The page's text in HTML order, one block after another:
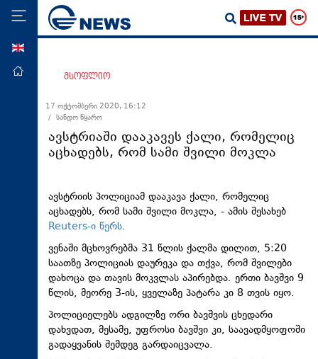
მთავარი
ეკონომიკა
მსოფლიო
სამართალი
რეგიონი
კულტურა
ტექნოლოგიები
მსოფლიო
17 ოქტომბერი 2020, 16:12
/ სანდო წყარო
ავსტრიაში დააკავეს ქალი, რომელიც
აცხადებს, რომ სამი შვილი მოკლა
ავსტრიის პოლიციამ დააკავა ქალი, რომელიც
აცხადებს, რომ სამი შვილი მოკლა, - ამის შესახებ
Reuters-ი წერს.
ვენაში მცხოვრებმა 31 წლის ქალმა დილით, 5:20
საათზე პოლიციას დაურეკა და თქვა, რომ შვილები
დახოცა და თავის მოკვლას აპირებდა. ერთი ბავშვი 9
წლის, მეორე 3-ის, ყველაზე პატარა კი 8 თვის იყო.
პოლიციელებს ადგილზე ორი ბავშვის ცხედარი
დახვდათ, მესამე, უფროსი ბავშვი კი, საავადმყოფოში
გადაყვანის შემდეგ გარდაიცვალა.